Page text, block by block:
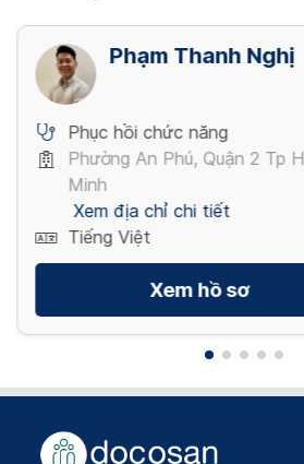
Phạm Thanh Nghị
Phục hồi chức năng
Phường An Phú, Quận 2 Tp
Minh
Xem địa chỉ chi tiết
Tiếng Việt
Xem hồ sơ